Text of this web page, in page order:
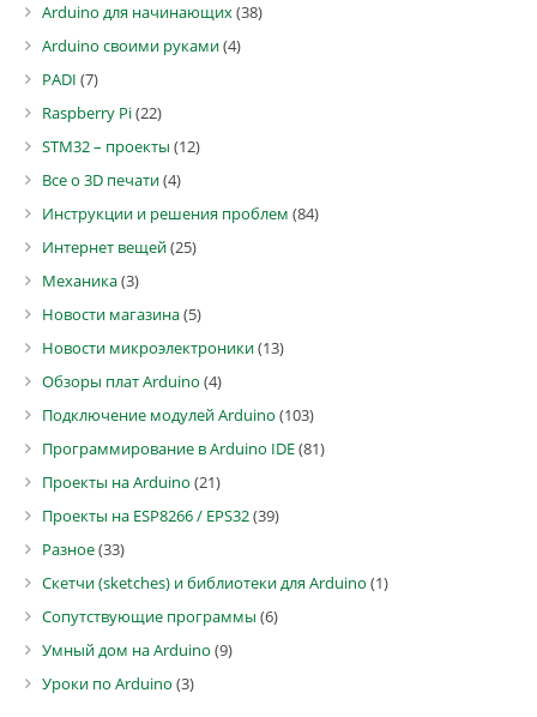
Arduino для начинающих(38)
Arduino своими руками(4)
PADI (7)
Raspberry Pi(22)
STM32 – проекты (12)
Все о 3D печати(4)
Инструкции и решения проблем (84)
Интернет вещей(25)
Механика(3)
Новости магазина(5)
Новости микроэлектроники(13)
Обзоры плат Arduino (4)
Подключение модулей Arduino (103)
Программирование в Arduino IDE(81)
Проекты на Arduino (21)
Проекты на ESP8266 / EPS32(39)
Разное(33)
Скетчи (sketches) и библиотеки для Arduino (1)
Сопутствующие программы (6)
Умный дом на Arduino (9)
Уроки по Arduino (3)